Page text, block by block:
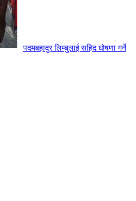
पदमबहादुर लिम्बुलाई सहिद घोषणा गर्ने